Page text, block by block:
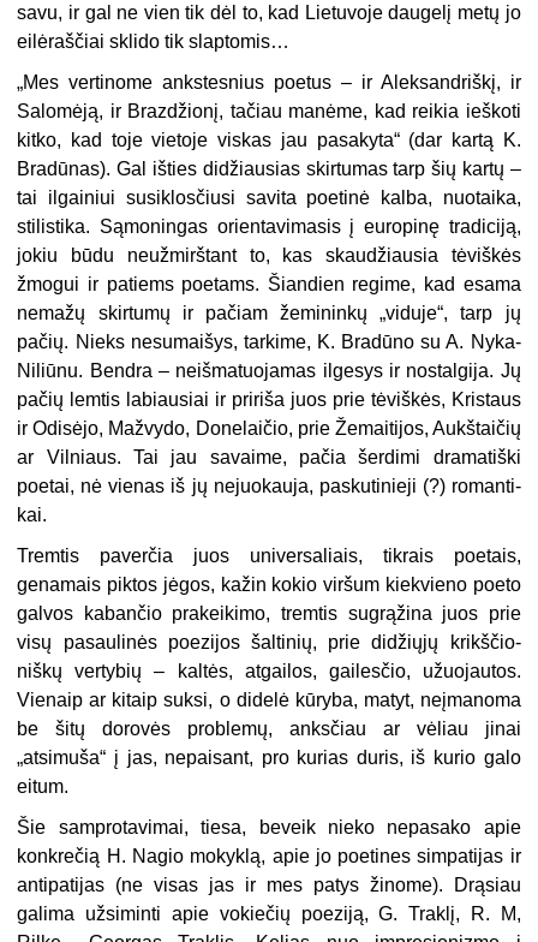
savu, ir gal ne vien tik dėl to, kad Lietuvoje daugelį metų jo
eilėraščiai sklido tik slaptomis…
„Mes vertinome ankstesnius poetus – ir Aleksandriškį, ir
Salomėją, ir Brazdžionį, tačiau manėme, kad reikia ieškoti
kitko, kad toje vietoje viskas jau pasakyta“ (dar kartą K.
Bradūnas). Gal išties didžiausias skirtumas tarp šių kartų –
tai ilgainiui susiklosčiusi savi­ta poetinė kalba, nuotaika,
stilistika. Sąmoningas orientavimasis į europinę tradiciją,
jokiu būdu neužmirštant to, kas skaudžiausia tėviškės
žmogui ir pa­tiems poetams. Šiandien regime, kad esama
nemažų skirtumų ir pačiam že­mininkų „viduje“, tarp jų
pačių. Nieks nesumaišys, tarkime, K. Bradūno su A. Nyka-
Niliūnu. Bendra – neišmatuo­jamas ilgesys ir nostalgija. Jų
pačių lemtis labiausiai ir pririša juos prie tė­viškės, Kristaus
ir Odisėjo, Mažvydo, Donelaičio, prie Žemaitijos, Aukštai­čių
ar Vilniaus. Tai jau savaime, pačia šerdimi dramatiški
poetai, nė vienas iš jų nejuokauja, paskutinieji (?) romanti­
kai.
Tremtis paverčia juos universaliais, tikrais poetais,
genamais piktos jėgos, kažin kokio viršum kiekvieno poeto
galvos kabančio prakeikimo, tremtis sugrąžina juos prie
visų pasaulinės po­ezijos šaltinių, prie didžiųjų krikščio­
niškų vertybių – kaltės, atgailos, gai­lesčio, užuojautos.
Vienaip ar kitaip suksi, o didelė kūryba, matyt, neįmano­ma
be šitų dorovės problemų, anksčiau ar vėliau jinai
„atsimuša“ į jas, ne­paisant, pro kurias duris, iš kurio galo
eitum.
Šie samprotavimai, tiesa, beveik nie­ko nepasako apie
konkrečią H. Nagio mokyklą, apie jo poetines simpatijas ir
antipatijas (ne visas jas ir mes patys žinome). Drąsiau
galima užsiminti apie vokiečių poeziją, G. Traklį, R. M,